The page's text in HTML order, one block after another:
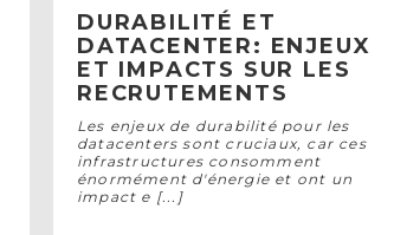
DURABILITÉ ET
DATACENTER: ENJEUX
ET IMPACTS SUR LES
RECRUTEMENTS
Les enjeux de durabilité pour les
datacenters sont cruciaux, car ces
infrastructures consomment
énormément d'énergie et ont un
impact e [...]